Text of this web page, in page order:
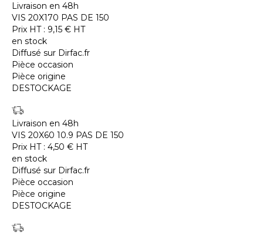
Livraison en 48h
VIS 20X170 PAS DE 150
Prix HT : 9,15 € HT
en stock
Diffusé sur Dirfac.fr
Pièce occasion
Pièce origine
DESTOCKAGE
Livraison en 48h
VIS 20X60 10.9 PAS DE 150
Prix HT : 4,50 € HT
en stock
Diffusé sur Dirfac.fr
Pièce occasion
Pièce origine
DESTOCKAGE